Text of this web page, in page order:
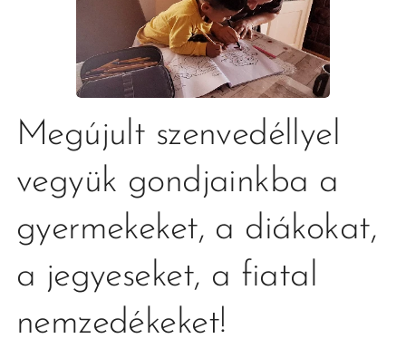
Megújult szenvedéllyel
vegyük gondjainkba a
gyermekeket, a diákokat,
a jegyeseket, a fiatal
nemzedékeket!